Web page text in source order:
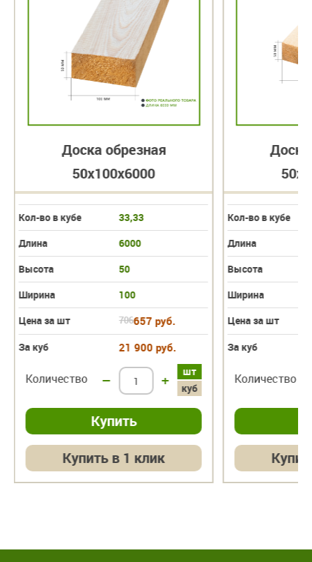
Доска обрезная
50х100х6000
Кол-во в кубе
33,33
Длина
6000
Высота
50
Ширина
100
Цена за шт
706657 руб.
За куб 21 900 руб.
шт
куб
Количество – +
Купить в 1 клик
Кол-во в кубе
Длина
Высота
Ширина
Цена за шт
За куб
Количество